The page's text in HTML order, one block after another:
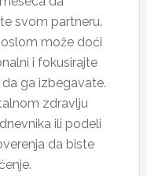
svom partneru.
može doći
i fokusirajte
ga izbegavate.
zdravlju
ili podeli
da biste